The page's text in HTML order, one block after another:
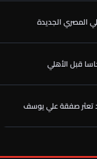
المصري الجديدة
قبل الأهلي
تعثر صفقة علي يوسف